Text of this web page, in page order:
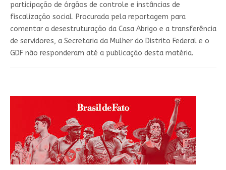
participação de órgãos de controle e instâncias de
fiscalização social. Procurada pela reportagem para
comentar a desestruturação da Casa Abrigo e a transferência
de servidores, a Secretaria da Mulher do Distrito Federal e o
GDF não responderam até a publicação desta matéria.